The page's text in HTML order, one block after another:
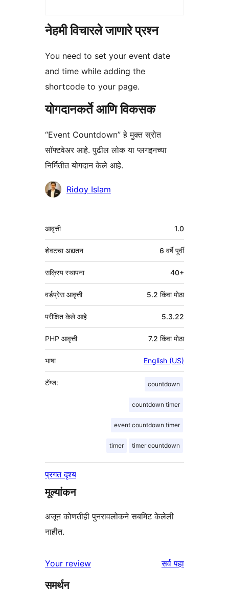
नेहमी विचारले जाणारे प्रश्न
You need to set your event date
and time while adding the
shortcode to your page.
योगदानकर्ते आणि विकसक
“Event Countdown” हे मुक्त स्रोत
सॉफ्टवेअर आहे. पुढील लोक या प्लगइनच्या
निर्मितीत योगदान केले आहे.
योगदानकर्तेRidoy Islam
मेटा
आवृत्ती 1.0
शेवटचा अद्यतन 6 वर्षेपूर्वी
सक्रिय स्थापना 40+
वर्डप्रेस आवृत्ती 5.2 किंवा मोठा
परीक्षित केले आहे 5.3.22
PHP आवृत्ती 7.2 किंवा मोठा
भाषा English (US)
टॅग्ज: countdown
countdown timer
event countdown timer
timer timer countdown
प्रगत दृश्य
मूल्यांकन
अजून कोणतीही पुनरावलोकने सबमिट केलेली
नाहीत.
Your review सर्वपुनरावलोकने
पहा
समर्थन